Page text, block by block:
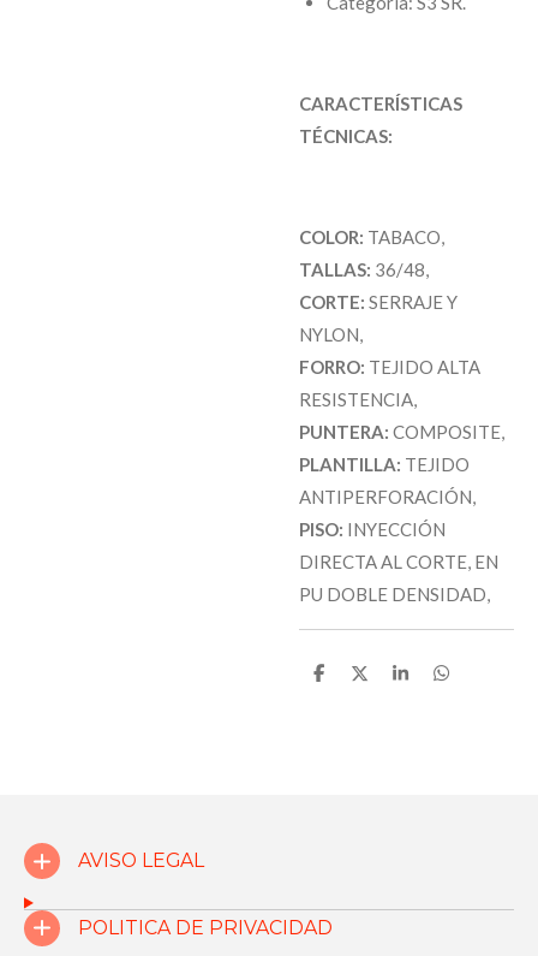
CARACTERÍSTICAS
TÉCNICAS:
COLOR: TABACO,
TALLAS: 36/48,
CORTE: SERRAJE Y
NYLON,
FORRO: TEJIDO ALTA
RESISTENCIA,
PUNTERA: COMPOSITE,
PLANTILLA: TEJIDO
ANTIPERFORACIÓN,
PISO: INYECCIÓN
DIRECTA AL CORTE, EN
PU DOBLE DENSIDAD,
C
C
C
C
AVISO LEGAL
POLITICA DE PRIVACIDAD